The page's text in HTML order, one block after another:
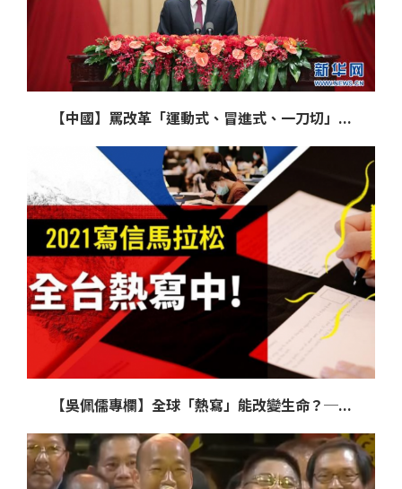
【中國】罵改革「運動式、冒進式、一刀切」...
【吳佩儒專欄】全球「熱寫」能改變生命？─...